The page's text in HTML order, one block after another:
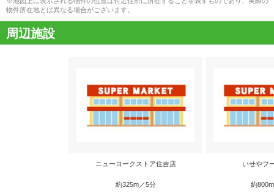
物件所在地とは異なる場合がございます。
周辺施設
ニューヨークストア住吉店
約325m／5分
いせやフ
約